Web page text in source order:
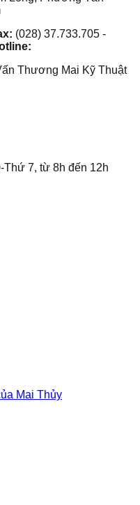
(028) 37.733.705 -
Thương Mai Kỹ Thuật
7, từ 8h đến 12h
Mai Thủy